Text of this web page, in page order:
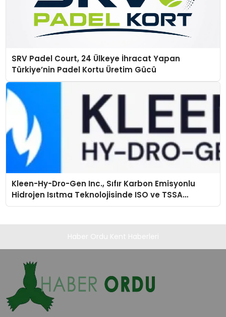
SRV Padel Court, 24 Ülkeye İhracat Yapan
Türkiye’nin Padel Kortu Üretim Gücü
Kleen-Hy-Dro-Gen Inc., Sıfır Karbon Emisyonlu
Hidrojen Isıtma Teknolojisinde ISO ve TSSA
Düzenleyici Onaylarını Aldı